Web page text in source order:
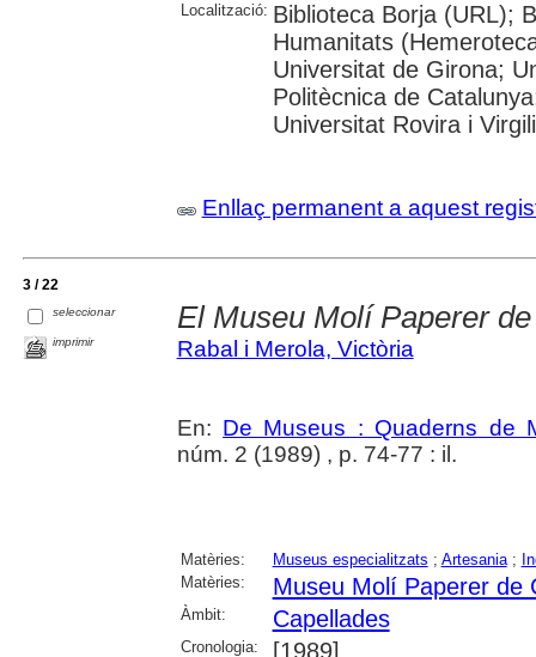
Localització: Biblioteca Borja (URL);
Humanitats
Universitat de Girona;
Politècnica de
Universitat Rovira i Virgili
Enllaç permanent a aquest
3 / 22
seleccionar
imprimir
El Museu Molí Paperer
Rabal i Merola, Victòria
En: De Museus : Quaderns de
núm. 2 (1989) , p. 74-77 : il.
Matèries: Museus especialitzats ; Artesania;
Matèries:
Museu Molí Paperer de
Àmbit: Capellades
Cronologia: [1989]